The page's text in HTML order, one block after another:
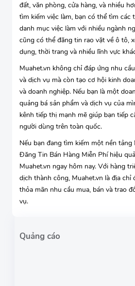
đất, văn phòng, cửa hàng, và nhiều
tìm kiếm việc làm, bạn có thể tìm các
danh mục việc làm với nhiều ngành
cũng có thể đăng tin rao vặt về ô tô,
dụng, thời trang và nhiều lĩnh vực
Muahet.vn không chỉ đáp ứng nhu
và dịch vụ mà còn tạo cơ hội kinh
và doanh nghiệp. Nếu bạn là một
quảng bá sản phẩm và dịch vụ của
kênh tiếp thị mạnh mẽ giúp bạn tiếp
người dùng trên toàn quốc.
Nếu bạn đang tìm kiếm một nền tảng
Đăng Tin Bán Hàng Miễn Phí hiệu
Muahet.vn ngay hôm nay. Với hàng
dịch thành công, Muahet.vn là địa chỉ
thỏa mãn nhu cầu mua, bán và trao
vụ.